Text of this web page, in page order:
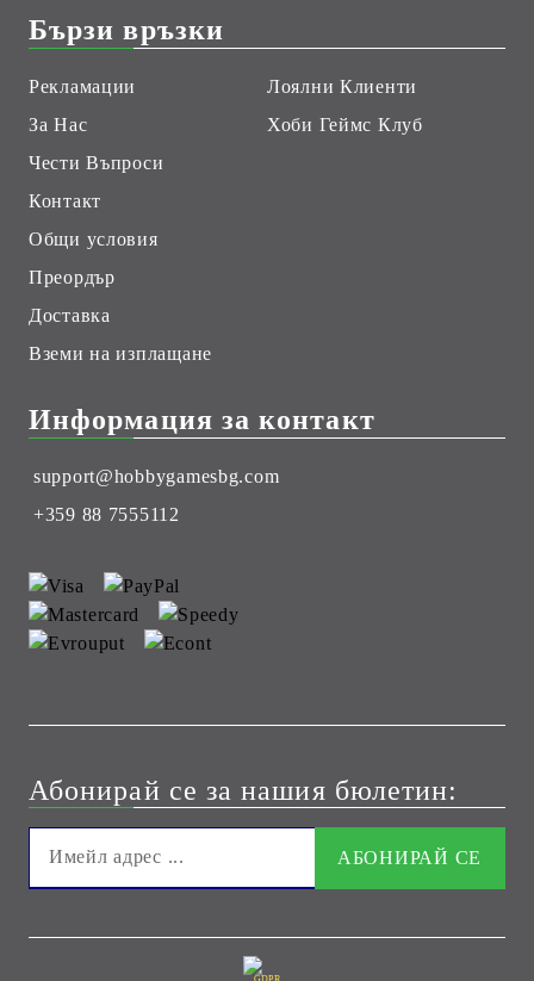
Бързи връзки
Рекламации
За Нас
Чести Въпроси
Контакт
Общи условия
Преордър
Доставка
Вземи на изплащане
Лоялни Клиенти
Хоби Геймс Клуб
Информация за контакт
support@hobbygamesbg.com
+359 88 7555112
Абонирай се за нашия бюлетин: